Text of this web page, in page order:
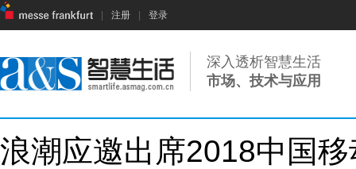
注册 登录
深入透析智慧生活
市场、技术与应用
浪潮应邀出席2018中国